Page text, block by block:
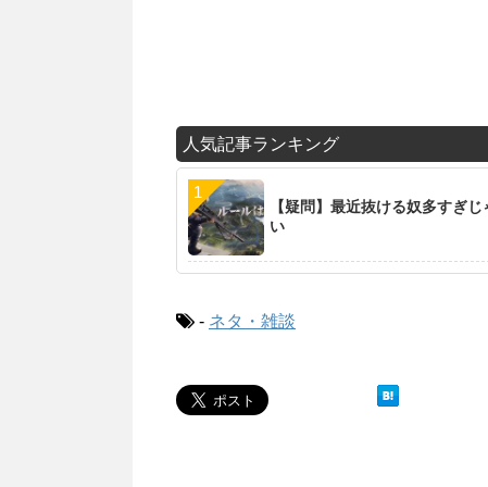
人気記事ランキング
【疑問】最近抜ける奴多すぎ
い
- ネタ・雑談